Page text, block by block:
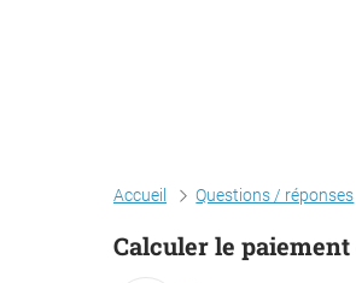
Accueil Questions / réponses
Calculer le